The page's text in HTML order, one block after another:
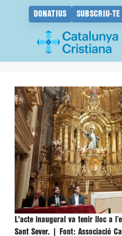
DONATIUS SUBSCRIU-TE
contingut
L'acte inaugural va tenir lloc a
Sant Sever. |
Font: Associació